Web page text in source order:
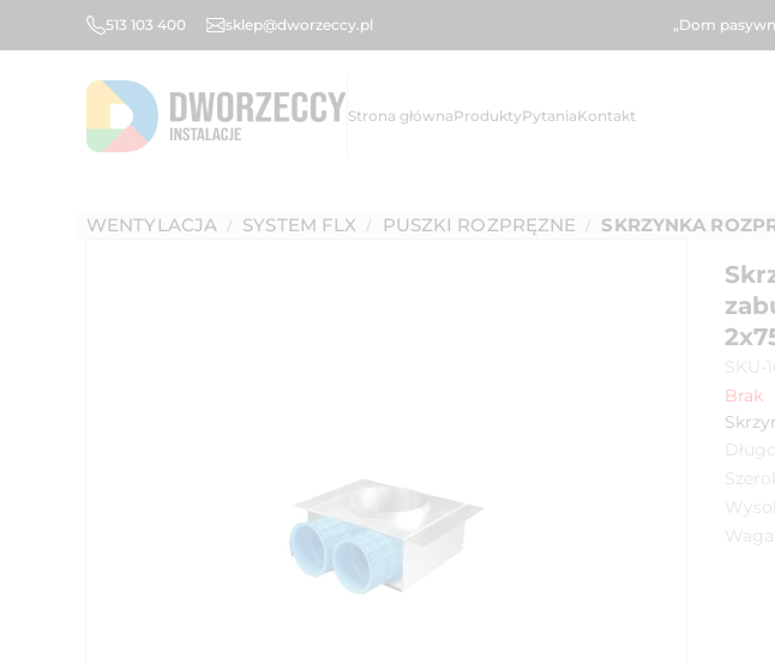
513 103 400 sklep@dworzeccy.pl „Dom
Strona głównaProduktyPytaniaKontakt
WENTYLACJA / SYSTEM FLX / PUSZKI ROZPRĘZNE / SKRZYNKA
SKU-
Brak
Waga